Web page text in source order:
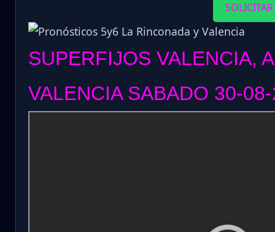
SUPERFIJOS VALENCIA,
VALENCIA SABADO 30-